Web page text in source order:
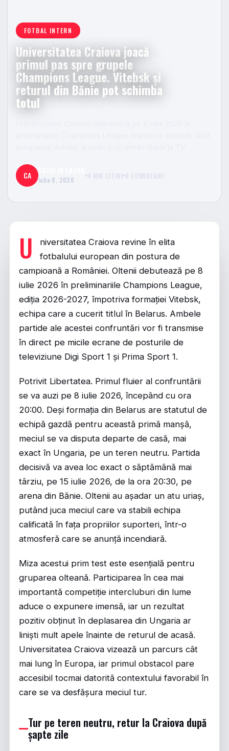
FOTBAL INTERN
Universitatea Craiova joacă
primul pas spre grupele
Champions League. Vitebsk și
returul din Bănie pot schimba
totul
CA iulie 8, 2026 4 MIN CITIRE 0 COMENTARII
U
niversitatea Craiova revine în elita
fotbalului european din postura de
campioană a României. Oltenii debutează pe 8
iulie 2026 în preliminariile Champions League,
ediția 2026-2027, împotriva formației Vitebsk,
echipa care a cucerit titlul în Belarus. Ambele
partide ale acestei confruntări vor fi transmise
în direct pe micile ecrane de posturile de
televiziune Digi Sport 1 și Prima Sport 1.
Potrivit Libertatea. Primul fluier al confruntării
se va auzi pe 8 iulie 2026, începând cu ora
20:00. Deși formația din Belarus are statutul de
echipă gazdă pentru această primă manșă,
meciul se va disputa departe de casă, mai
exact în Ungaria, pe un teren neutru. Partida
decisivă va avea loc exact o săptămână mai
târziu, pe 15 iulie 2026, de la ora 20:30, pe
arena din Bănie. Oltenii au așadar un atu uriaș,
putând juca meciul care va stabili echipa
calificată în fața propriilor suporteri, într-o
atmosferă care se anunță incendiară.
Miza acestui prim test este esențială pentru
gruparea olteană. Participarea în cea mai
importantă competiție intercluburi din lume
aduce o expunere imensă, iar un rezultat
pozitiv obținut în deplasarea din Ungaria ar
liniști mult apele înainte de returul de acasă.
Universitatea Craiova vizează un parcurs cât
mai lung în Europa, iar primul obstacol pare
accesibil tocmai datorită contextului favorabil în
care se va desfășura meciul tur.
Tur pe teren neutru, retur la Craiova după
șapte zile